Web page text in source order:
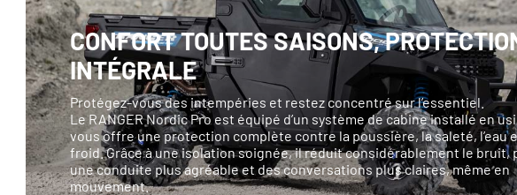
CONFORT TOUTES SAISONS,
INTÉGRALE
Protégez-vous des intempéries et restez concentré sur l’essentiel.
Le RANGER Nordic Pro est équipé d’un système de cabine installé en
vous offre une protection complète contre la poussière, la saleté, l’eau
froid. Grâce à une isolation soignée, il réduit considérablement le bruit,
une conduite plus agréable et des conversations plus claires, même en
mouvement.